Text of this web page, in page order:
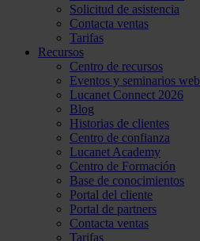
Solicitud de asistencia
Contacta ventas
Tarifas
Recursos
Centro de recursos
Eventos y seminarios web
Lucanet Connect 2026
Blog
Historias de clientes
Centro de confianza
Lucanet Academy
Centro de Formación
Base de conocimientos
Portal del cliente
Portal de partners
Contacta ventas
Tarifas